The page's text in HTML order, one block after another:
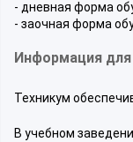
- дневная форма
- заочная форма
Информация для
Техникум
В учебном